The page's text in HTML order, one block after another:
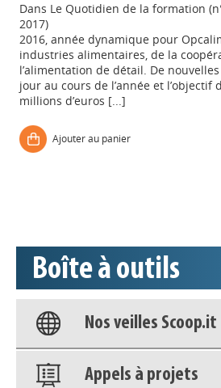
Dans Le Quotidien de la formation
2017)
2016, année dynamique pour
industries alimentaires, de la
l’alimentation de détail. De
jour au cours de l’année et l’objectif
millions d’euros [...]
Ajouter au panier
Boîte à outils
Appels à projets
Base documentaire
Nos veilles Scoop.it
Appels à projets